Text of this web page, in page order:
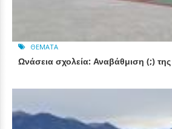
ΘΈΜΑΤΑ
Ωνάσεια σχολεία: Αναβάθμιση (;)